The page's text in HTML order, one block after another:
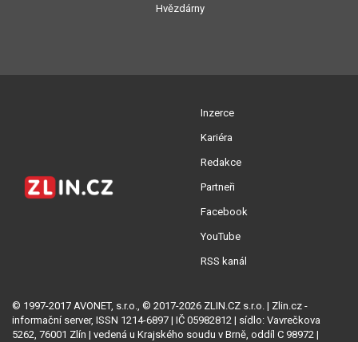
Hvězdárny
Inzerce
Kariéra
Redakce
Partneři
Facebook
YouTube
RSS kanál
© 1997-2017 AVONET, s.r.o., © 2017-2026 ZLIN.CZ s.r.o. | Zlin.cz -
informační server, ISSN 1214-6897 | IČ 05982812 | sídlo: Vavrečkova
5262, 76001 Zlín | vedená u Krajského soudu v Brně, oddíl C 98972 |